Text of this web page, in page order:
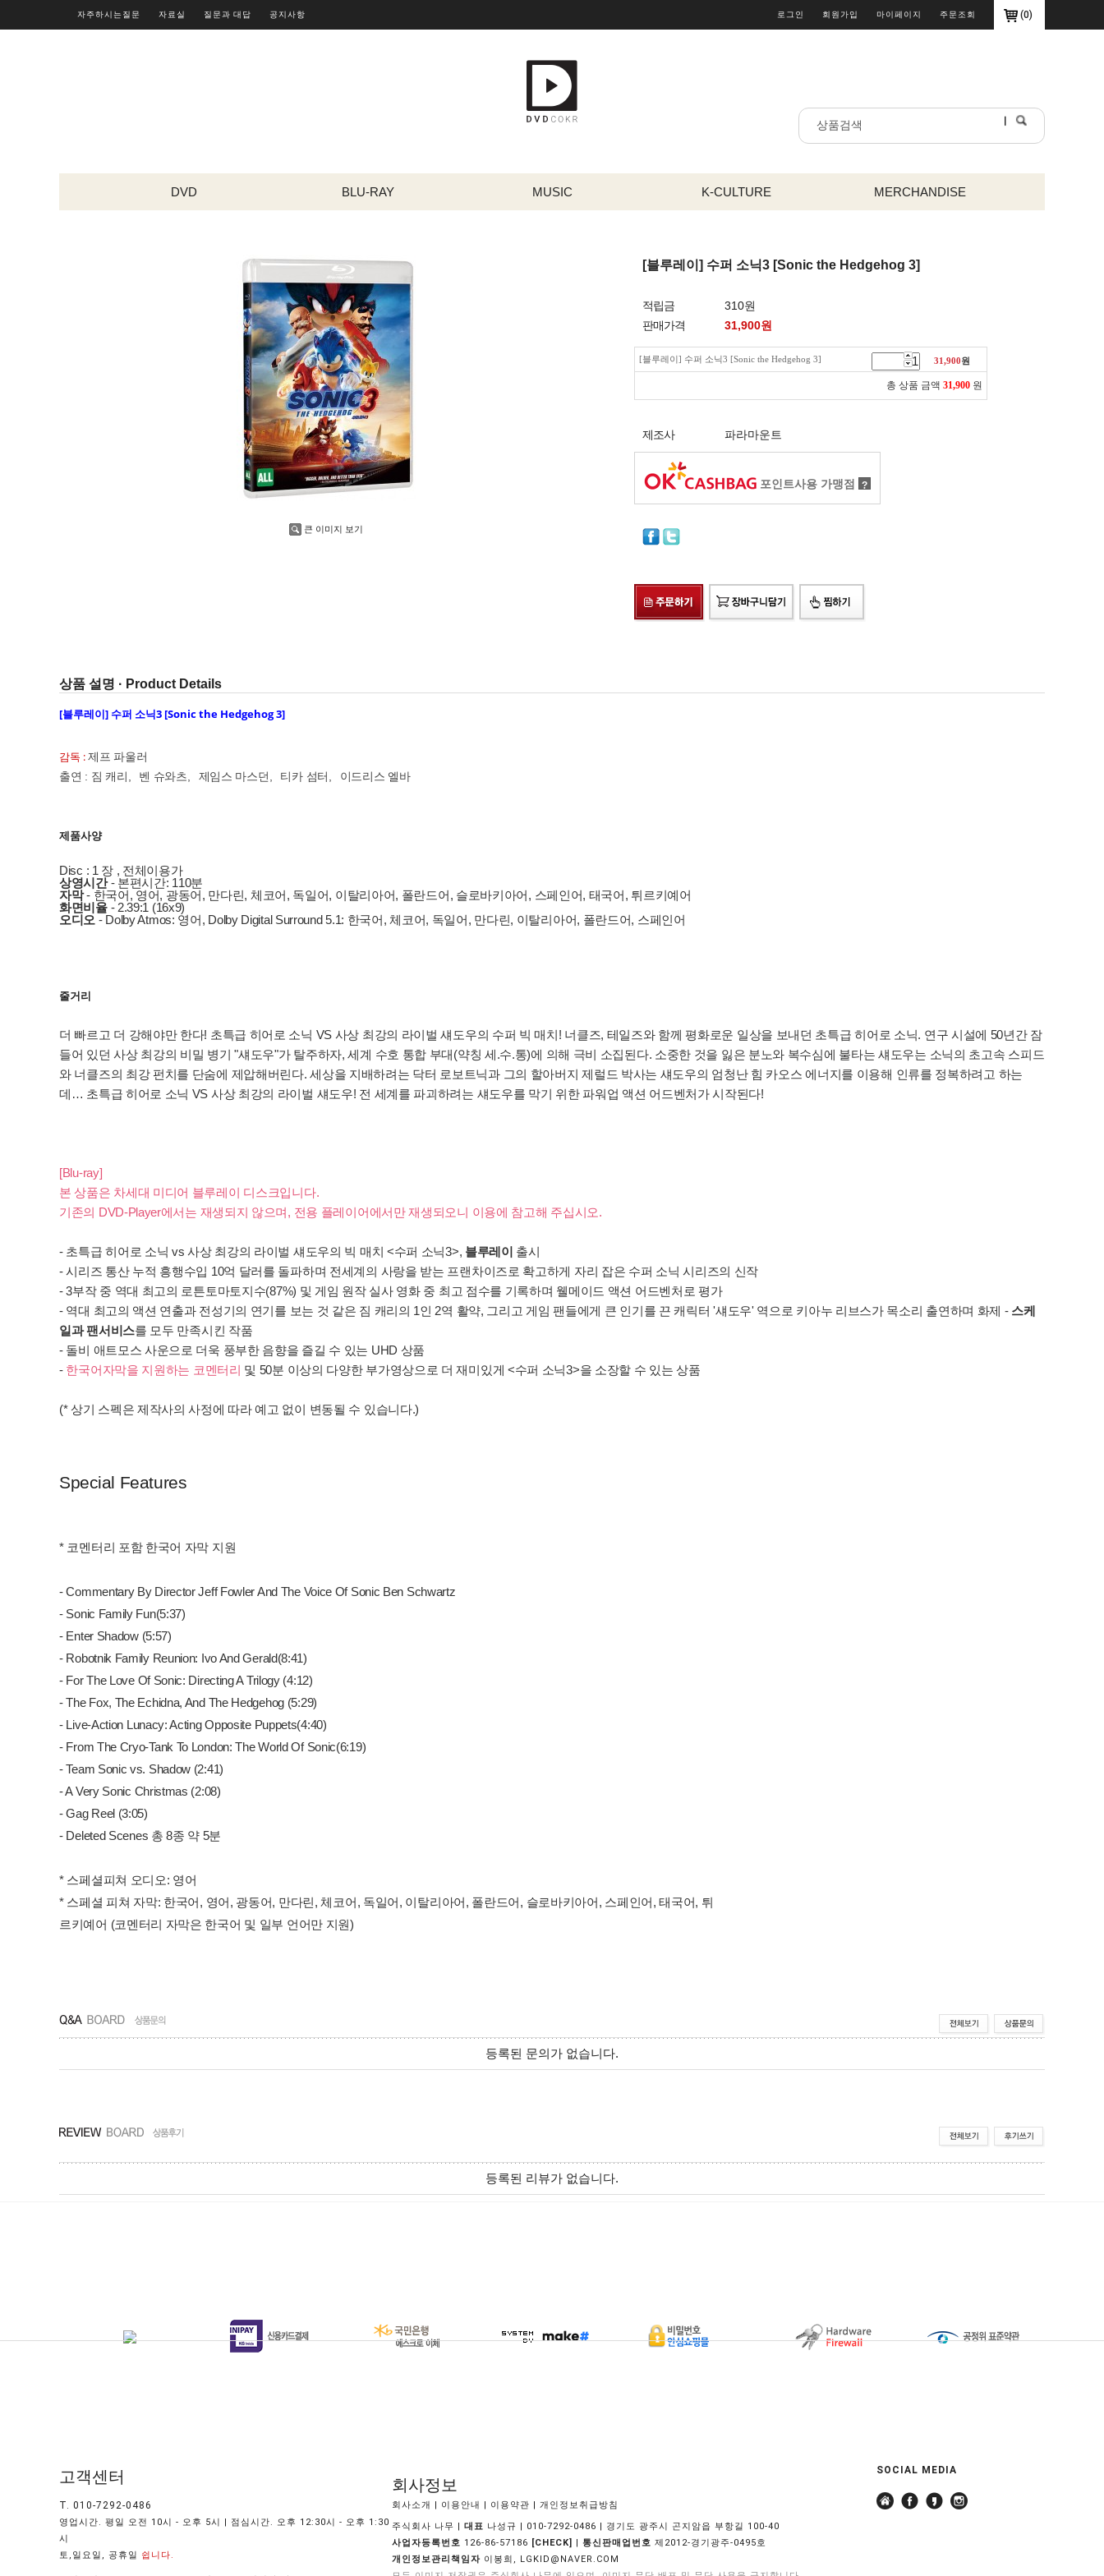
자주하시는질문 자료실 질문과 대답 공지사항 (0)
로그인 회원가입 마이페이지 주문조회
DVD BLU-RAY MUSIC K-CULTURE MERCHANDISE
큰 이미지 보기
[블루레이] 수퍼 소닉3 [Sonic the Hedgehog 3]
적립금
310원
판매가격
31,900원
[블루레이] 수퍼 소닉3 [Sonic the Hedgehog 3] 31,900원
총 상품 금액 31,900 원
제조사 파라마운트
포인트사용 가맹점 ?
상품 설명 · Product Details
[블루레이] 수퍼 소닉3 [Sonic the Hedgehog 3]
감독 :제프 파울러
출연 : 짐 캐리 벤 슈와츠 제임스 마스던 티카 섬터 이드리스 엘바
제품사양
Disc : 1 장 , 전체이용가
상영시간 - 본편시간: 110분
자막 - 한국어, 영어, 광동어, 만다린, 체코어, 독일어, 이탈리아어, 폴란드어, 슬로바키아어, 스페인어, 태국어, 튀르키예어
화면비율 - 2.39:1 (16x9)
오디오 - Dolby Atmos: 영어, Dolby Digital Surround 5.1: 한국어, 체코어, 독일어, 만다린, 이탈리아어, 폴란드어, 스페인어
줄거리
더 빠르고 더 강해야만 한다! 초특급 히어로 소닉 VS 사상 최강의 라이벌 섀도우의 수퍼 빅 매치! 너클즈, 테일즈와 함께 평화로운 일상을 보내던 초특급 히어로 소닉. 연구 시설에 50년간 잠
들어 있던 사상 최강의 비밀 병기 "섀도우"가 탈주하자, 세계 수호 통합 부대(약칭 세.수.통)에 의해 극비 소집된다. 소중한 것을 잃은 분노와 복수심에 불타는 섀도우는 소닉의 초고속 스피드
와 너클즈의 최강 펀치를 단숨에 제압해버린다. 세상을 지배하려는 닥터 로보트닉과 그의 할아버지 제럴드 박사는 섀도우의 엄청난 힘 카오스 에너지를 이용해 인류를 정복하려고 하는
데… 초특급 히어로 소닉 VS 사상 최강의 라이벌 섀도우! 전 세계를 파괴하려는 섀도우를 막기 위한 파워업 액션 어드벤처가 시작된다!
[Blu-ray]
본 상품은 차세대 미디어 블루레이 디스크입니다.
기존의 DVD-Player에서는 재생되지 않으며, 전용 플레이어에서만 재생되오니 이용에 참고해 주십시오.
- 초특급 히어로 소닉 vs 사상 최강의 라이벌 섀도우의 빅 매치 <수퍼 소닉3>, 블루레이 출시
- 시리즈 통산 누적 흥행수입 10억 달러를 돌파하며 전세계의 사랑을 받는 프랜차이즈로 확고하게 자리 잡은 수퍼 소닉 시리즈의 신작
- 3부작 중 역대 최고의 로튼토마토지수(87%) 및 게임 원작 실사 영화 중 최고 점수를 기록하며 웰메이드 액션 어드벤처로 평가
- 역대 최고의 액션 연출과 전성기의 연기를 보는 것 같은 짐 캐리의 1인 2역 활약, 그리고 게임 팬들에게 큰 인기를 끈 캐릭터 '섀도우' 역으로 키아누 리브스가 목소리 출연하며 화제 - 스케
일과 팬서비스를 모두 만족시킨 작품
- 돌비 애트모스 사운으로 더욱 풍부한 음향을 즐길 수 있는 UHD 상품
- 한국어자막을 지원하는 코멘터리 및 50분 이상의 다양한 부가영상으로 더 재미있게 <수퍼 소닉3>을 소장할 수 있는 상품
(* 상기 스펙은 제작사의 사정에 따라 예고 없이 변동될 수 있습니다.)
Special Features
* 코멘터리 포함 한국어 자막 지원
- Commentary By Director Jeff Fowler And The Voice Of Sonic Ben Schwartz
- Sonic Family Fun(5:37)
- Enter Shadow (5:57)
- Robotnik Family Reunion: Ivo And Gerald(8:41)
- For The Love Of Sonic: Directing A Trilogy (4:12)
- The Fox, The Echidna, And The Hedgehog (5:29)
- Live-Action Lunacy: Acting Opposite Puppets(4:40)
- From The Cryo-Tank To London: The World Of Sonic(6:19)
- Team Sonic vs. Shadow (2:41)
- A Very Sonic Christmas (2:08)
- Gag Reel (3:05)
- Deleted Scenes 총 8종 약 5분
* 스페셜피쳐 오디오: 영어
* 스페셜 피쳐 자막: 한국어, 영어, 광동어, 만다린, 체코어, 독일어, 이탈리아어, 폴란드어, 슬로바키아어, 스페인어, 태국어, 튀
르키예어 (코멘터리 자막은 한국어 및 일부 언어만 지원)
등록된 문의가 없습니다.
등록된 리뷰가 없습니다.
고객센터
T. 010-7292-0486
영업시간. 평일 오전 10시 - 오후 5시 | 점심시간. 오후 12:30시 - 오후 1:30
시
토,일요일, 공휴일 쉽니다.
회사정보
회사소개 | 이용안내 | 이용약관 | 개인정보취급방침
주식회사 나무 | 대표 나성규 | 010-7292-0486 | 경기도 광주시 곤지암읍 부항길 100-40
사업자등록번호 126-86-57186 [CHECK] 통신판매업번호 제2012-경기광주-0495호
개인정보관리책임자 이봉희,
LGKID@NAVER.COM
SOCIAL MEDIA